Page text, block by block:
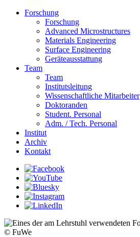
Forschung
Forschung
Advanced Microstructures
Materials Engineering
Surface Engineering
Geräteausstattung
Team
Team
Institutsleitung
Wissenschaftliche Mitarbeiter
Doktoranden
Student. Personal
Adm. / Tech. Personal
Institut
Archiv
Kontakt
© FuWe